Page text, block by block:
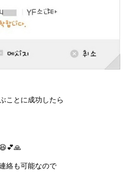
ことに成功したら
絡も可能なので